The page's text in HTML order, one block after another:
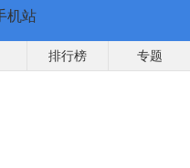
排行榜 专题